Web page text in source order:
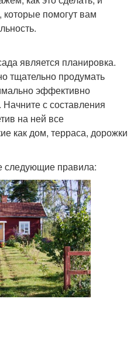
которые помогут вам
является планировка.
тщательно продумать
эффективно
Начните с составления
на ней все
как дом, терраса, дорожки
следующие правила: